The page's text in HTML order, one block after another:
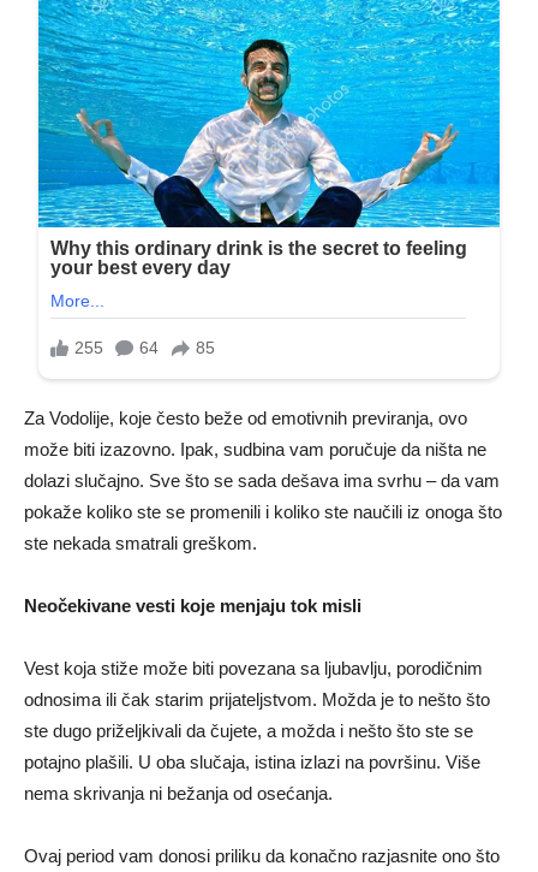
Za Vodolije, koje često beže od emotivnih previranja, ovo
može biti izazovno. Ipak, sudbina vam poručuje da ništa ne
dolazi slučajno. Sve što se sada dešava ima svrhu – da vam
pokaže koliko ste se promenili i koliko ste naučili iz onoga što
ste nekada smatrali greškom.
Neočekivane vesti koje menjaju tok misli
Vest koja stiže može biti povezana sa ljubavlju, porodičnim
odnosima ili čak starim prijateljstvom. Možda je to nešto što
ste dugo priželjkivali da čujete, a možda i nešto što ste se
potajno plašili. U oba slučaja, istina izlazi na površinu. Više
nema skrivanja ni bežanja od osećanja.
Ovaj period vam donosi priliku da konačno razjasnite ono što